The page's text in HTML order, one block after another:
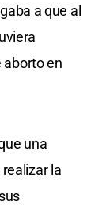
a que al
aborto en
una
la